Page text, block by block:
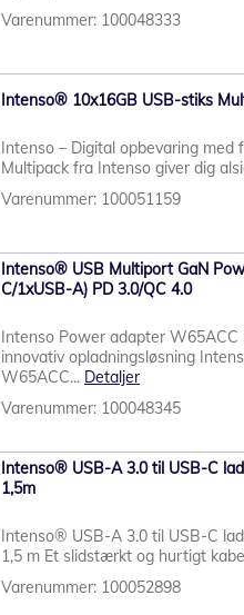
Varenummer: 100048333
Intenso® 10x16GB USB-stiks
Intenso – Digital opbevaring med
Multipack fra Intenso giver dig
Varenummer: 100051159
Intenso® USB Multiport GaN
C/1xUSB-A) PD 3.0/QC 4.0
Intenso Power adapter W65ACC
innovativ opladningsløsning
W65ACC... Detaljer
Varenummer: 100048345
Intenso® USB-A 3.0 til USB-C
1,5m
Intenso® USB-A 3.0 til USB-C
1,5 m Et slidstærkt og hurtigt
Varenummer: 100052898